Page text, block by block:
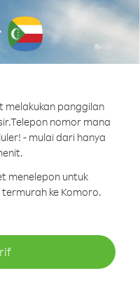
melakukan panggilan
Telepon nomor mana
- mulai dari hanya
menelepon untuk
ke Komoro.